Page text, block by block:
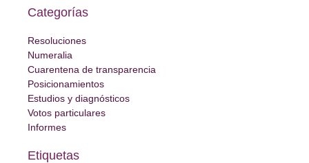
Categorías
Resoluciones
Numeralia
Cuarentena de transparencia
Posicionamientos
Estudios y diagnósticos
Votos particulares
Informes
Etiquetas